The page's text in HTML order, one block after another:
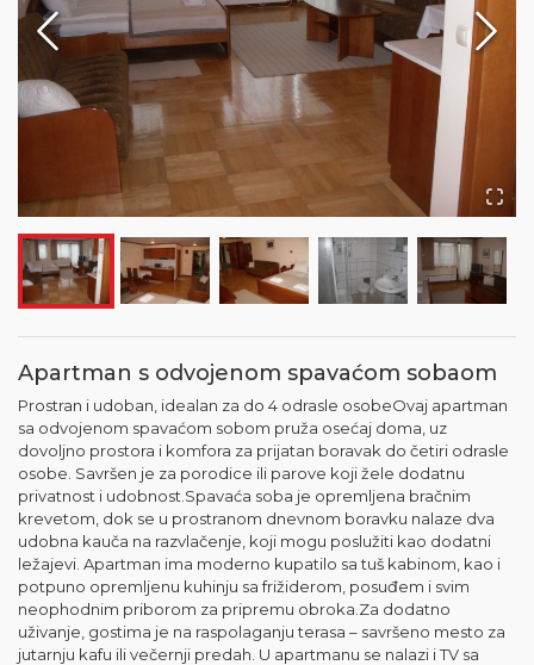
Apartman s odvojenom spavaćom sobaom
Prostran i udoban, idealan za do 4 odrasle osobeOvaj apartman
sa odvojenom spavaćom sobom pruža osećaj doma, uz
dovoljno prostora i komfora za prijatan boravak do četiri odrasle
osobe. Savršen je za porodice ili parove koji žele dodatnu
privatnost i udobnost.Spavaća soba je opremljena bračnim
krevetom, dok se u prostranom dnevnom boravku nalaze dva
udobna kauča na razvlačenje, koji mogu poslužiti kao dodatni
ležajevi. Apartman ima moderno kupatilo sa tuš kabinom, kao i
potpuno opremljenu kuhinju sa frižiderom, posuđem i svim
neophodnim priborom za pripremu obroka.Za dodatno
uživanje, gostima je na raspolaganju terasa – savršeno mesto za
jutarnju kafu ili večernji predah. U apartmanu se nalazi i TV sa